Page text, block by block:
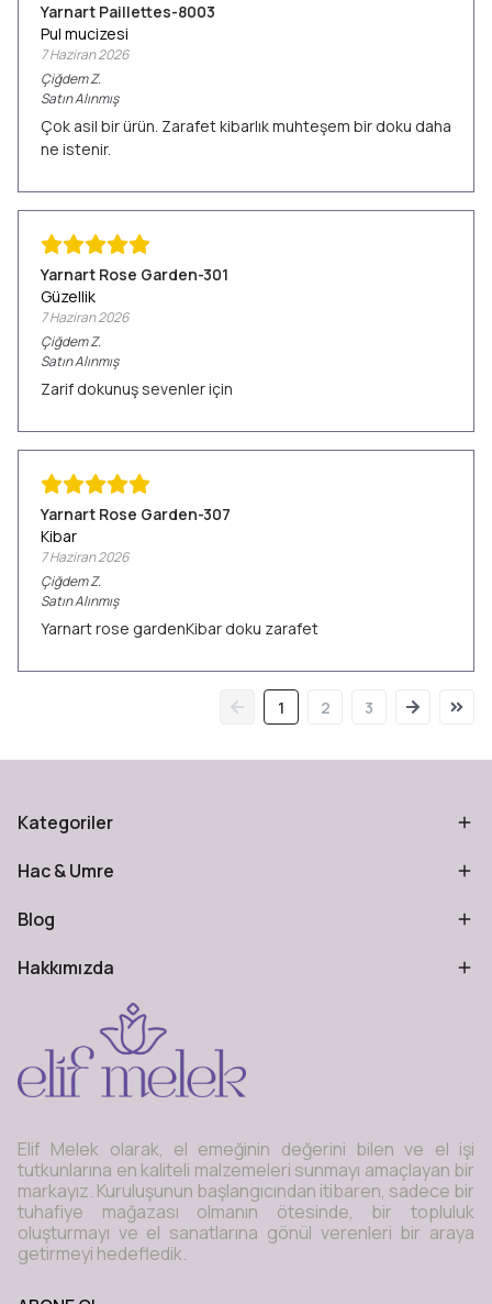
Yarnart Paillettes-8003
Pul mucizesi
7 Haziran 2026
ÇiğdemZ.
Satın Alınmış
Çok asil bir ürün. Zarafet kibarlık muhteşem bir doku daha
ne istenir.
Yarnart Rose Garden-301
Güzellik
7 Haziran 2026
ÇiğdemZ.
Satın Alınmış
Zarif dokunuş sevenler için
Yarnart Rose Garden-307
Kibar
7 Haziran 2026
ÇiğdemZ.
Satın Alınmış
Yarnart rose gardenKibar doku zarafet
1 2 3
Kategoriler
Hac & Umre
Blog
Hakkımızda
Elif Melek olarak, el emeğinin değerini bilen ve el işi
tutkunlarına en kaliteli malzemeleri sunmayı amaçlayan bir
markayız. Kuruluşunun başlangıcından itibaren, sadece bir
tuhafiye mağazası olmanın ötesinde, bir topluluk
oluşturmayı ve el sanatlarına gönül verenleri bir araya
getirmeyi hedefledik.